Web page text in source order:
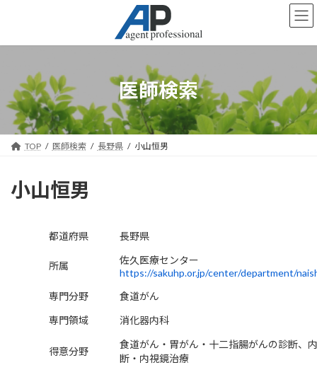
ン
キ
プ
ー
に
動
医師検索
TOP 医師検索 長野県 小山恒男
小山恒男
都道府県 長野県
所属
佐久医療センター
https://sakuhp.or.jp/center/department/
専門分野
食道がん
専門領域
消化器内科
得意分野
食道がん・胃がん・十二指腸がんの診断、
断・内視鏡治療